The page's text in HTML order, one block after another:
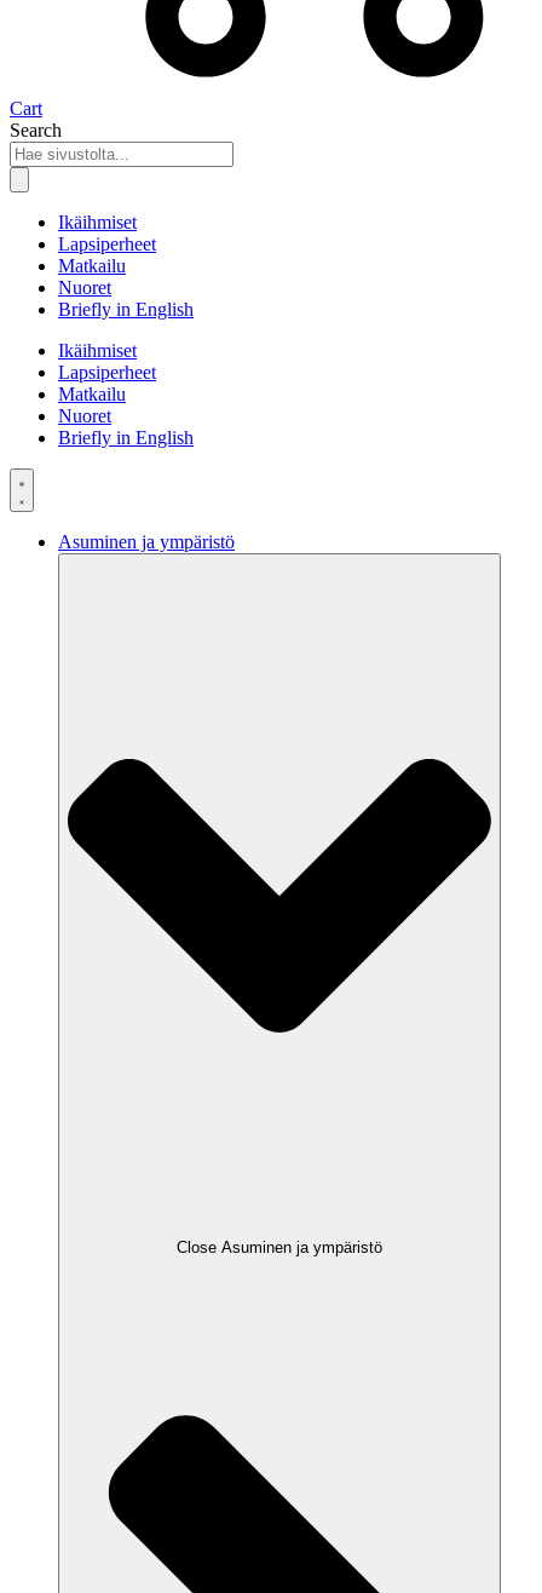
Cart
Search
Ikäihmiset
Lapsiperheet
Matkailu
Nuoret
Briefly in English
Ikäihmiset
Lapsiperheet
Matkailu
Nuoret
Briefly in English
Asuminen ja ympäristö
Close Asuminen ja ympäristö